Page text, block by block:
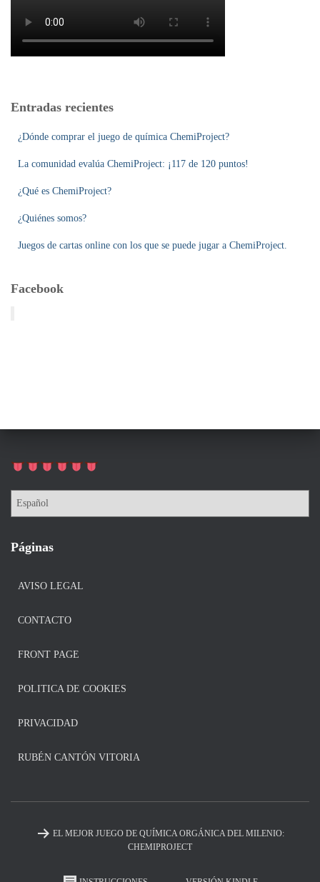
Entradas recientes
¿Dónde comprar el juego de química ChemiProject?
La comunidad evalúa ChemiProject: ¡117 de 120 puntos!
¿Qué es ChemiProject?
¿Quiénes somos?
Juegos de cartas online con los que se puede jugar a ChemiProject.
Facebook
Páginas
AVISO LEGAL
CONTACTO
FRONT PAGE
POLITICA DE COOKIES
PRIVACIDAD
RUBÉN CANTÓN VITORIA
EL MEJOR JUEGO DE QUÍMICA ORGÁNICA DEL MILENIO:
CHEMIPROJECT